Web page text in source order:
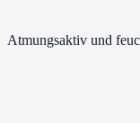
Atmungsaktiv und